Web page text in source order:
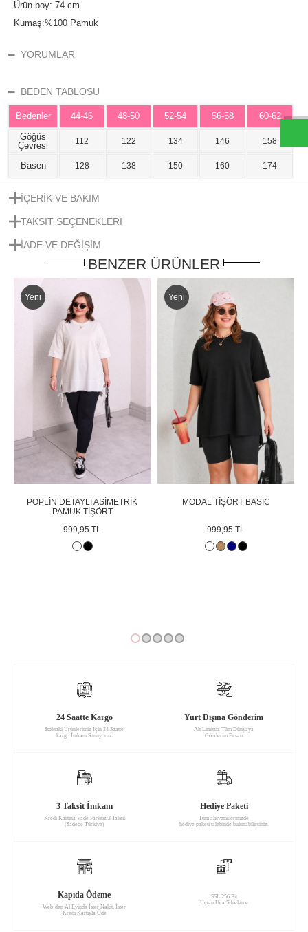
Ürün boy: 74 cm
Kumaş:%100 Pamuk
YORUMLAR
BEDEN TABLOSU
Bedenler 44-46 48-50 52-54 56-58
60-62
Göğüs
Çevresi
112 122 134 146 158
Basen 128 138 150 160 174
İÇERIK VE BAKIM
TAKSIT SEÇENEKLERI
IADE VE DEĞIŞIM
BENZER ÜRÜNLER
Yeni
POPLİN DETAYLI ASİMETRİK
PAMUK TİŞÖRT
999,95 TL
Yeni
MODAL TİŞÖRT BASIC
999,95 TL
24 Saatte Kargo
Stoktaki Ürünlerimiz İçin 24 Saatte
kargo İmkanı Sunuyoruz
Yurt Dışına Gönderim
Alt Limitsiz Tüm Dünyaya
Gönderim Fırsatı
3 Taksit İmkanı
Kredi Kartına Vade Farksız 3 Taksit
(Sadece Türkiye)
Hediye Paketi
Tüm alışverişlerinizde
hediye paketi talebinde bulunabilirsiniz.
Kapıda Ödeme
Web’den Al Evinde İster Nakit, İster
Kredi Kartıyla Öde
SSL 256 Bit
Uçtan Uca Şifreleme
W
h
t
s
a
p
p
D
e
s
e
H
a
t
t